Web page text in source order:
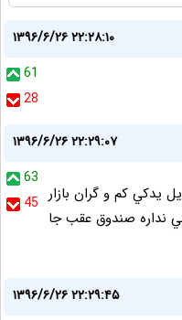
۱۳۹۶/۶/۲۶ ۲۲:۲۸:۱۰
61
28
۱۳۹۶/۶/۲۶ ۲۲:۲۹:۰۷
63
45 يدكي كم و گران بازار
نداره صندوق عقب جا
۱۳۹۶/۶/۲۶ ۲۲:۲۹:۴۵